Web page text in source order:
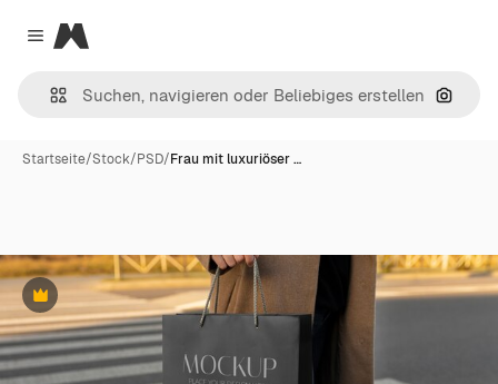
Close menu
Magnific
Nach
Startseite/Stock/PSD/Frau mit luxuriöser …
Premium